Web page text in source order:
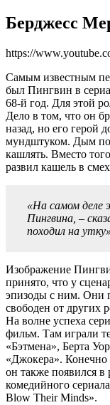
Берджесс
https://
Самым известным
был Пингвин в
68-й год. Для этой
Дело в том, что он
назад, но его герой
мундштуком. Дым
кашлять. Вместо
развил кашель в
«На самом деле
Пингвина, –
походил на
Изображение
принято, что у
эпизоды с ним. Они
свободен от других
На волне успеха
фильм. Там играли
«Бэтмена», Берта
«Джокера».
он также появился в
комедийного
Blow Their Minds».